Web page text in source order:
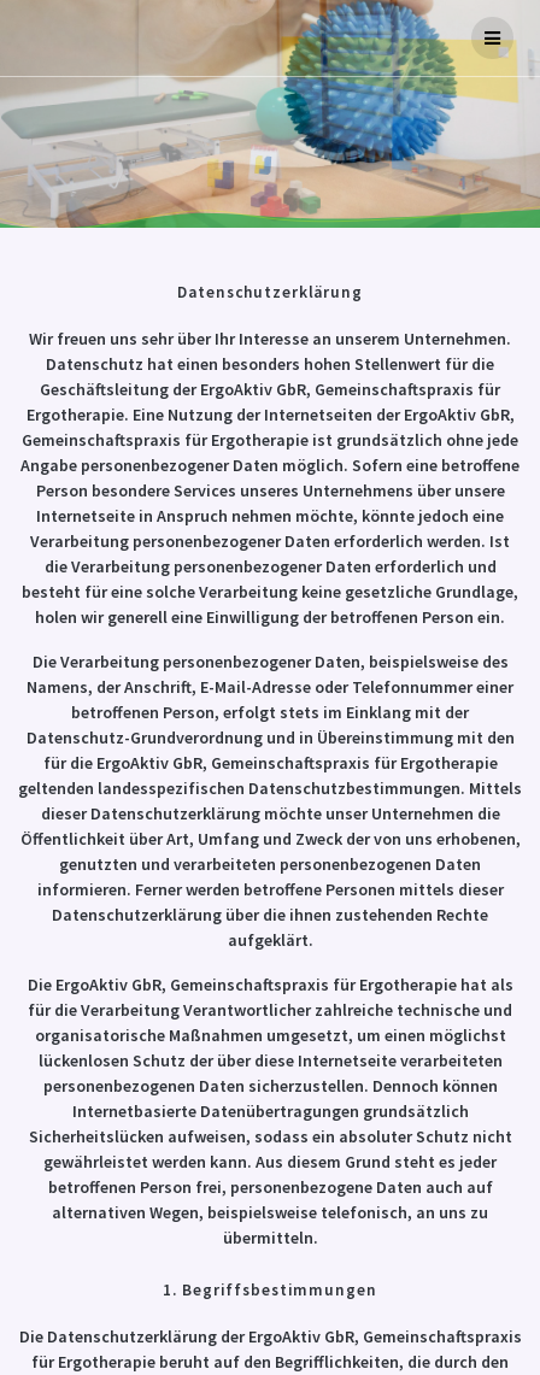
Skip
to
content
Datenschutzerklärung
Wir freuen uns sehr über Ihr Interesse an unserem Unternehmen.
Datenschutz hat einen besonders hohen Stellenwert für die
Geschäftsleitung der ErgoAktiv GbR, Gemeinschaftspraxis für
Ergotherapie. Eine Nutzung der Internetseiten der ErgoAktiv GbR,
Gemeinschaftspraxis für Ergotherapie ist grundsätzlich ohne jede
Angabe personenbezogener Daten möglich. Sofern eine betroffene
Person besondere Services unseres Unternehmens über unsere
Internetseite in Anspruch nehmen möchte, könnte jedoch eine
Verarbeitung personenbezogener Daten erforderlich werden. Ist
die Verarbeitung personenbezogener Daten erforderlich und
besteht für eine solche Verarbeitung keine gesetzliche Grundlage,
holen wir generell eine Einwilligung der betroffenen Person ein.
Die Verarbeitung personenbezogener Daten, beispielsweise des
Namens, der Anschrift, E-Mail-Adresse oder Telefonnummer einer
betroffenen Person, erfolgt stets im Einklang mit der
Datenschutz-Grundverordnung und in Übereinstimmung mit den
für die ErgoAktiv GbR, Gemeinschaftspraxis für Ergotherapie
geltenden landesspezifischen Datenschutzbestimmungen. Mittels
dieser Datenschutzerklärung möchte unser Unternehmen die
Öffentlichkeit über Art, Umfang und Zweck der von uns erhobenen,
genutzten und verarbeiteten personenbezogenen Daten
informieren. Ferner werden betroffene Personen mittels dieser
Datenschutzerklärung über die ihnen zustehenden Rechte
aufgeklärt.
Die ErgoAktiv GbR, Gemeinschaftspraxis für Ergotherapie hat als
für die Verarbeitung Verantwortlicher zahlreiche technische und
organisatorische Maßnahmen umgesetzt, um einen möglichst
lückenlosen Schutz der über diese Internetseite verarbeiteten
personenbezogenen Daten sicherzustellen. Dennoch können
Internetbasierte Datenübertragungen grundsätzlich
Sicherheitslücken aufweisen, sodass ein absoluter Schutz nicht
gewährleistet werden kann. Aus diesem Grund steht es jeder
betroffenen Person frei, personenbezogene Daten auch auf
alternativen Wegen, beispielsweise telefonisch, an uns zu
übermitteln.
1. Begriffsbestimmungen
Die Datenschutzerklärung der ErgoAktiv GbR, Gemeinschaftspraxis
für Ergotherapie beruht auf den Begrifflichkeiten, die durch den